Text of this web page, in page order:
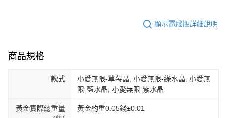
顯示電腦版詳細說明
商品規格
款式
小愛無限-草莓晶, 小愛無限-綠水晶, 小愛無
限-藍水晶, 小愛無限-紫水晶
黃金實際總重量
黃金約重0.05錢±0.01